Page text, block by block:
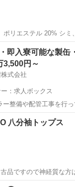
方はご遠慮くださいま
服/ファッション
即入寮可能な製缶
3,500円～
式会社
：求人ボックス
ー整備や配管工事を行
缶作業(溶接・切断・
だきます。 工場は大阪
圏内にあります...
八分袖トップス